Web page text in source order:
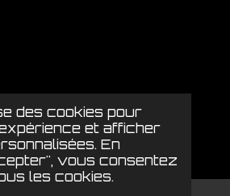
des cookies pour
et afficher
En
vous consentez
les cookies.